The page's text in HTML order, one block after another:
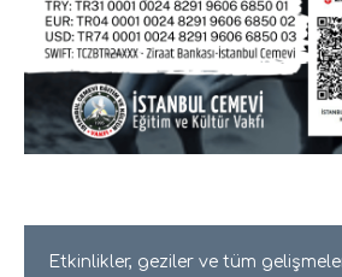
Etkinlikler, geziler ve tüm